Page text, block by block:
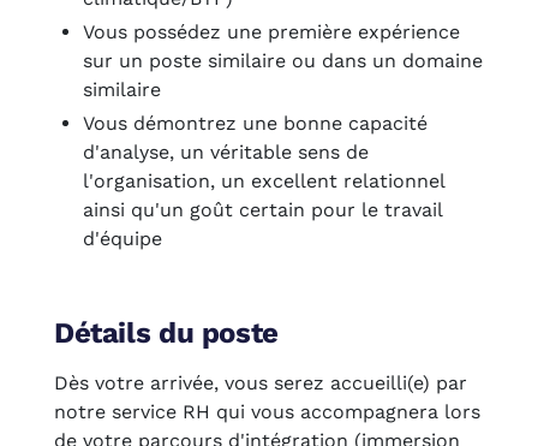
Vous possédez une première expérience
sur un poste similaire ou dans un domaine
similaire
Vous démontrez une bonne capacité
d'analyse, un véritable sens de
l'organisation, un excellent relationnel
ainsi qu'un goût certain pour le travail
d'équipe
Détails du poste
Dès votre arrivée, vous serez accueilli(e) par
notre service RH qui vous accompagnera lors
de votre parcours d'intégration (immersion